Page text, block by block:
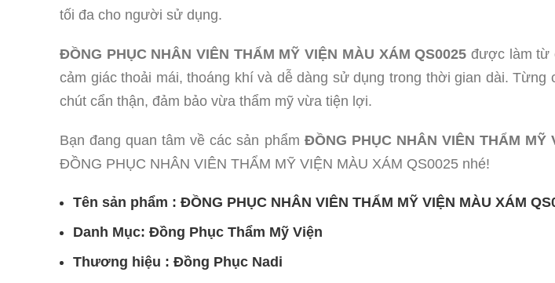
tối đa cho người sử dụng.
ĐỒNG PHỤC NHÂN VIÊN THẨM MỸ VIỆN MÀU XÁM QS0025 được làm từ
cảm giác thoải mái, thoáng khí và dễ dàng sử dụng trong thời gian dài.
chút cẩn thận, đảm bảo vừa thẩm mỹ vừa tiện lợi.
Bạn đang quan tâm về các sản phẩm ĐỒNG PHỤC NHÂN VIÊN THẨM MỸ
ĐỒNG PHỤC NHÂN VIÊN THẨM MỸ VIỆN MÀU XÁM QS0025 nhé!
Tên sản phẩm : ĐỒNG PHỤC NHÂN VIÊN THẨM MỸ VIỆN MÀU XÁM
Danh Mục: Đồng Phục Thẩm Mỹ Viện
Thương hiệu : Đồng Phục Nadi